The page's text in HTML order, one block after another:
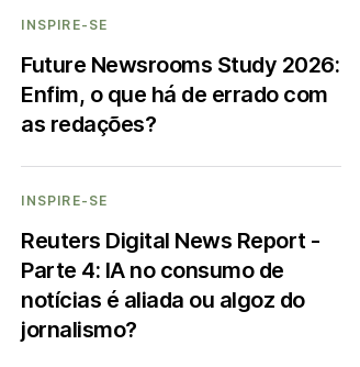
INSPIRE-SE
Future Newsrooms Study 2026:
Enfim, o que há de errado com
as redações?
INSPIRE-SE
Reuters Digital News Report -
Parte 4: IA no consumo de
notícias é aliada ou algoz do
jornalismo?